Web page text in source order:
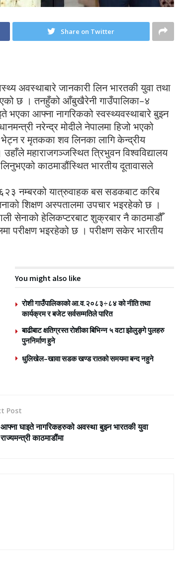
Share on Twitter
अवस्थाबारे जानकारी लिन भारतकी युवा तथा
छ । तनहुँको आँबुखैरेनी गाउँपालिका–४
भएका आफ्ना नागरिकको स्वस्थ्यवस्थाबारे बुझ्न
नरेन्द्र मोदीले नेपालमा हिजो भएको
भेट्न र मृतकका शव लिनका लागि केन्द्रीय
महाराजगञ्जस्थित त्रिभुवन विश्वविद्यालय
काठमाडौंस्थित भारतीय दूतावासले
नम्बरको यात्रुवाहक बस सडकबाट करिब
शिक्षण अस्पतालमा उपचार भइरहेको छ ।
सेनाको हेलिकप्टरबाट शुक्रबार नै काठमाडौँ
परीक्षण भइरहेको छ । परीक्षण सकेर भारतीय
You might also like
रोशी गाउँपालिकाको आ.व.२०८३÷८४ को नीति तथा
कार्यक्रम र बजेट सर्वसम्मतिले पारित
बाढीबाट क्षतिग्रस्त रोशीका बिभिन्न ५ वटा झोलुङ्गे पुलहरु
पुननिर्माण हुने
धुलिखेल–खावा सडक खण्ड रातको समयमा बन्द नहुने
Post
आफ्ना घाइते नागरिकहरुको अवस्था बुझ्न भारतकी युवा
राज्यमन्त्री काठमाडौंमा